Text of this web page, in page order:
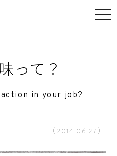
って？
in your job?
（2014.06.27）